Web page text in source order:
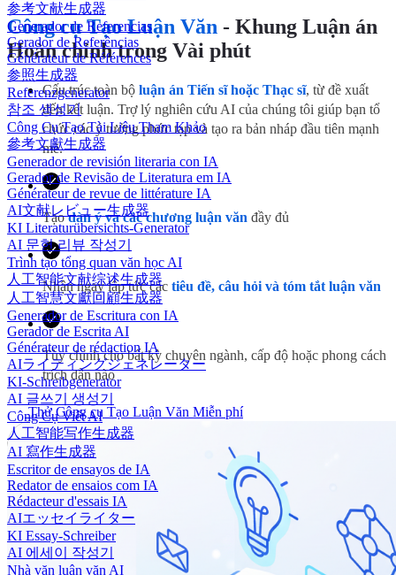
参考文献生成器
Generador de Referencias
Gerador de Referências
Générateur de Références
参照生成器
Referenzgenerator
참조 생성기
Công Cụ Tạo Tài Liệu Tham Khảo
參考文獻生成器
Generador de revisión literaria con IA
Gerador de Revisão de Literatura em IA
Générateur de revue de littérature IA
AI文献レビュー生成器
KI Literaturübersichts-Generator
AI 문헌 리뷰 작성기
Trình tạo tổng quan văn học AI
人工智能文献综述生成器
人工智慧文獻回顧生成器
Generador de Escritura con IA
Gerador de Escrita AI
Générateur de rédaction IA
AIライティングジェネレーター
KI-Schreibgenerator
AI 글쓰기 생성기
Công Cụ Viết AI
人工智能写作生成器
AI 寫作生成器
Escritor de ensayos de IA
Redator de ensaios com IA
Rédacteur d'essais IA
AIエッセイライター
KI Essay-Schreiber
AI 에세이 작성기
Nhà văn luận văn AI
Công cụ Tạo Luận Văn - Khung Luận án
Hoàn chỉnh trong Vài phút
Cấu trúc toàn bộ luận án Tiến sĩ hoặc Thạc sĩ, từ đề xuất
đến kết luận. Trợ lý nghiên cứu AI của chúng tôi giúp bạn tổ
chức các ý tưởng phức tạp và tạo ra bản nháp đầu tiên mạnh
mẽ.
Tạodàn ý và các chương luận văn đầy đủ
Nhận ngay lập tức các tiêu đề, câu hỏi và tóm tắt luận văn
Tùy chỉnh cho bất kỳ chuyên ngành, cấp độ hoặc phong cách
trích dẫn nào
Thử Công cụ Tạo Luận Văn Miễn phí